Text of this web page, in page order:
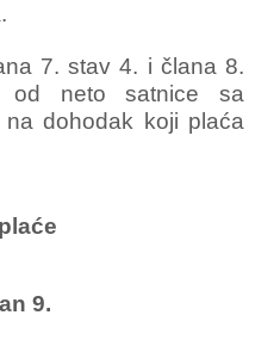
7. stav 4. i člana 8.
neto satnice sa
na dohodak koji plaća
9.